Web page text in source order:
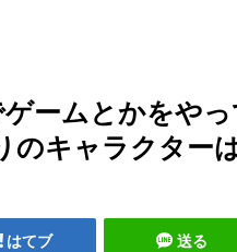
ームとかをや
のキャラクター
はてブ 送る